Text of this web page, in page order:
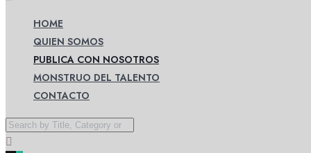
HOME
QUIEN SOMOS
PUBLICA CON NOSOTROS
MONSTRUO DEL TALENTO
CONTACTO